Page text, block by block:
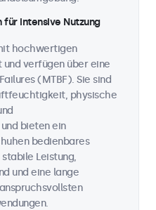
intensive Nutzung
hochwertigen
verfügen über eine
(MTBF). Sie sind
physische
bieten ein
bedienbares
Leistung,
und eine lange